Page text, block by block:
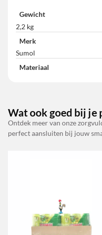
Gewicht
2,2 kg
Merk
Sumol
Materiaal
Wat ook goed bij je
Ontdek meer van onze
perfect aansluiten bij jouw